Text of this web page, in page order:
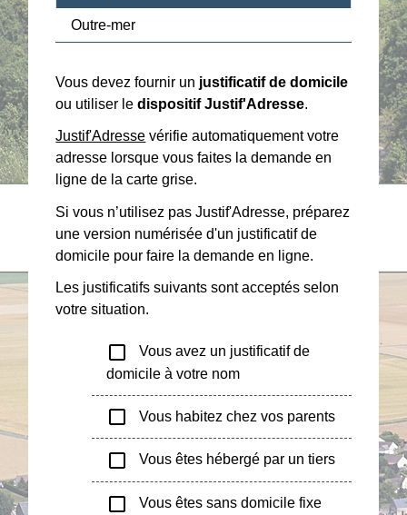
Outre-mer
Vous devez fournir un justificatif de domicile
ou utiliser ledispositif Justif'Adresse.
Justif'Adresse vérifie automatiquement votre
adresse lorsque vous faites la demande en
ligne de la carte grise.
Si vous n’utilisez pas Justif'Adresse, préparez
une version numérisée d'un justificatif de
domicile pour faire la demande en ligne.
Les justificatifs suivants sont acceptés selon
votre situation.
check_box_outline_blank
Vous avez un justificatif de
domicile à votre nom
check_box_outline_blank Vous habitez chez vos parents
check_box_outline_blank Vous êtes hébergé par un tiers
check_box_outline_blank Vous êtes sans domicile fixe